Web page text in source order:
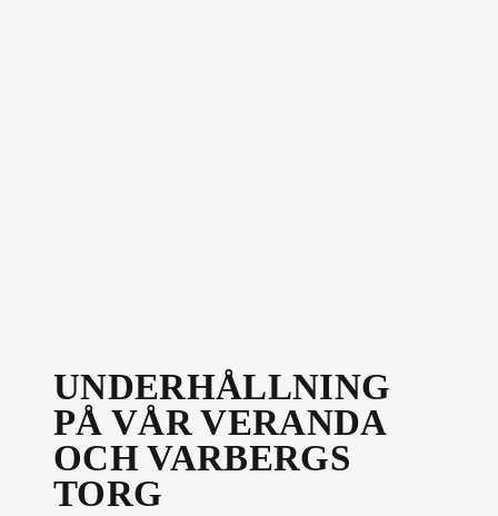
UNDERHÅLLNING
PÅ VÅR VERANDA
OCH VARBERGS
TORG